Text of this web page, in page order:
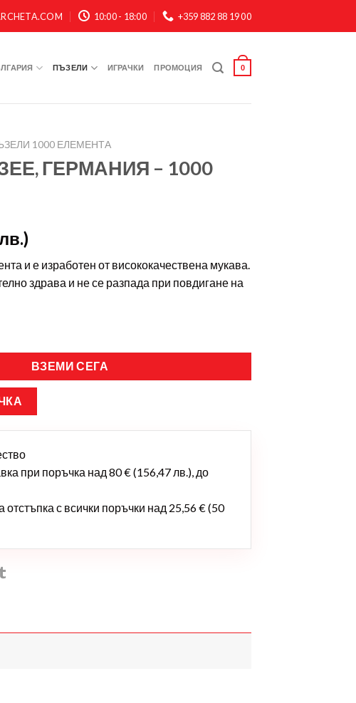
10:00 - 18:00 +359 882 88 19 00
ПЪЗЕЛИ ИГРАЧКИ ПРОМОЦИЯ 0
1000 ЕЛЕМЕНТА
ГЕРМАНИЯ – 1000
и е изработен от висококачествена мукава.
здрава и не се разпада при повдигане на
ВЗЕМИ СЕГА
при поръчка над 80 € (156,47 лв.), до
отстъпка с всички поръчки над 25,56 € (50